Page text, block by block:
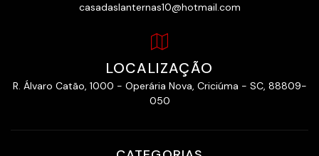
casadaslanternas10@hotmail.com
LOCALIZAÇÃO
R. Álvaro Catão, 1000 - Operária Nova, Criciúma - SC, 88809-
050